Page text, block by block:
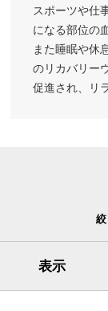
スポーツや仕
になる部位の
また睡眠や休
のリカバリー
促進され、リ
表示